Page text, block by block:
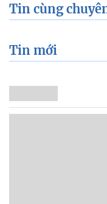
Tin cùng
Tin mới